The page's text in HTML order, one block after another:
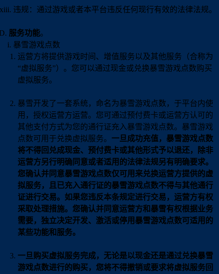
违规：通过游戏或者本平台违反任何现行有效的法律法规。
服务功能。
暴雪游戏点数
运营方将提供游戏时间、增值服务以及其他服务（合称为
“虚拟服务”）。您可以通过现金或兑换暴雪游戏点数购买
虚拟服务。
暴雪开发了一套系统，命名为暴雪游戏点数，于平台内使
用，授权运营方运营。您可通过预付费卡或运营方认可的
其他支付方式为您的通行证充入暴雪游戏点数。暴雪游戏
点数可用于兑换虚拟服务。 一旦成功充值，暴雪游戏点数
将不得回兑成现金、预付费卡或其他形式予以退还，除非
运营方另行明确同意或者适用的法律法规另有明确要求。
您确认并同意暴雪游戏点数仅可用来兑换运营方提供的虚
拟服务，且已充入通行证的暴雪游戏点数不得与其他通行
证进行交易。如果您违反本条规定进行交易，运营方有权
采取处理措施。您确认并同意运营方和暴雪有权根据业务
需要，独立决定开发、激活或停用暴雪游戏点数可适用的
某些功能和服务。
一旦购买虚拟服务完成，无论是以现金还是通过兑换暴雪
游戏点数进行的购买，您将不得撤销或要求将虚拟服务回